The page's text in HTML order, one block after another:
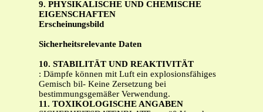
9. PHYSIKALISCHE UND CHEMISCHE
EIGENSCHAFTEN
Erscheinungsbild
Sicherheitsrelevante Daten
10. STABILITÄT UND REAKTIVITÄT
: Dämpfe können mit Luft ein explosionsfähiges
Gemisch bil- Keine Zersetzung bei
bestimmungsgemäßer Verwendung.
11. TOXIKOLOGISCHE ANGABEN